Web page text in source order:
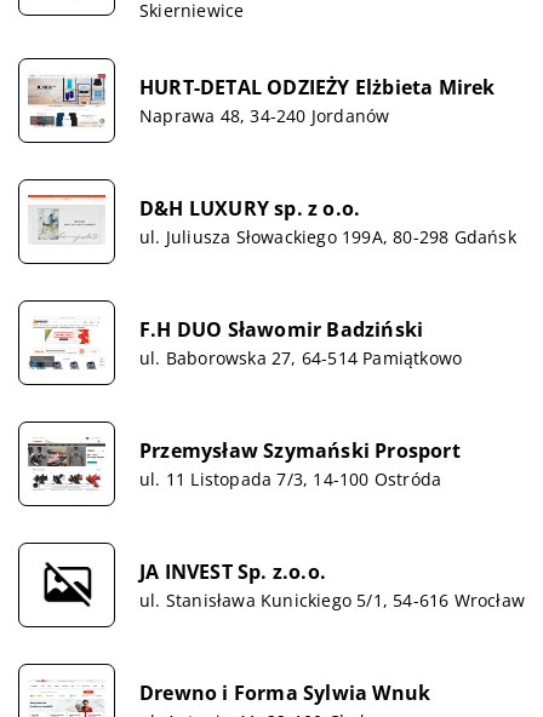
Skierniewice
HURT-DETAL ODZIEŻY Elżbieta Mirek
Naprawa 48, 34-240 Jordanów
D&H LUXURY sp. z o.o.
ul. Juliusza Słowackiego 199A, 80-298 Gdańsk
F.H DUO Sławomir Badziński
ul. Baborowska 27, 64-514 Pamiątkowo
Przemysław Szymański Prosport
ul. 11 Listopada 7/3, 14-100 Ostróda
JA INVEST Sp. z.o.o.
ul. Stanisława Kunickiego 5/1, 54-616 Wrocław
Drewno i Forma Sylwia Wnuk